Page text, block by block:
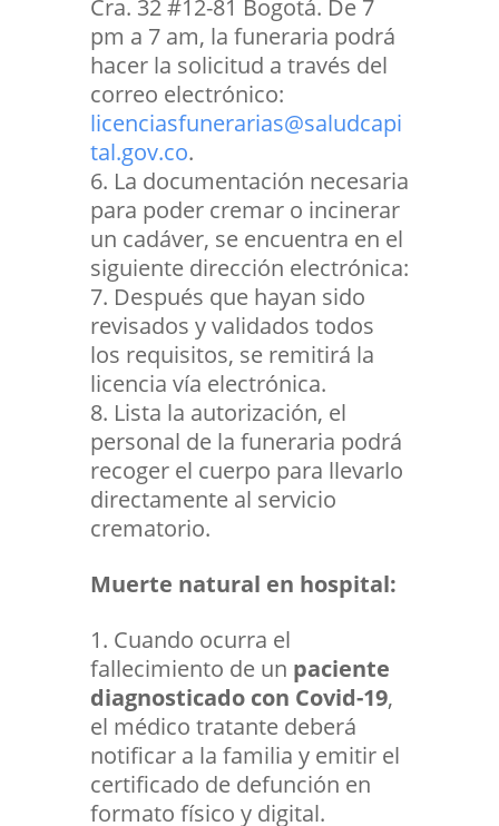
Cra. 32 #12-81 Bogotá. De 7
pm a 7 am, la funeraria podrá
hacer la solicitud a través del
correo electrónico:
licenciasfunerarias@saludcapi
tal.gov.co.
La documentación necesaria
para poder cremar o incinerar
un cadáver, se encuentra en el
siguiente dirección electrónica:
Después que hayan sido
revisados y validados todos
los requisitos, se remitirá la
licencia vía electrónica.
Lista la autorización, el
personal de la funeraria podrá
recoger el cuerpo para llevarlo
directamente al servicio
crematorio.
Muerte natural en hospital:
Cuando ocurra el
fallecimiento de un paciente
diagnosticado con Covid-19,
el médico tratante deberá
notificar a la familia y emitir el
certificado de defunción en
formato físico y digital.